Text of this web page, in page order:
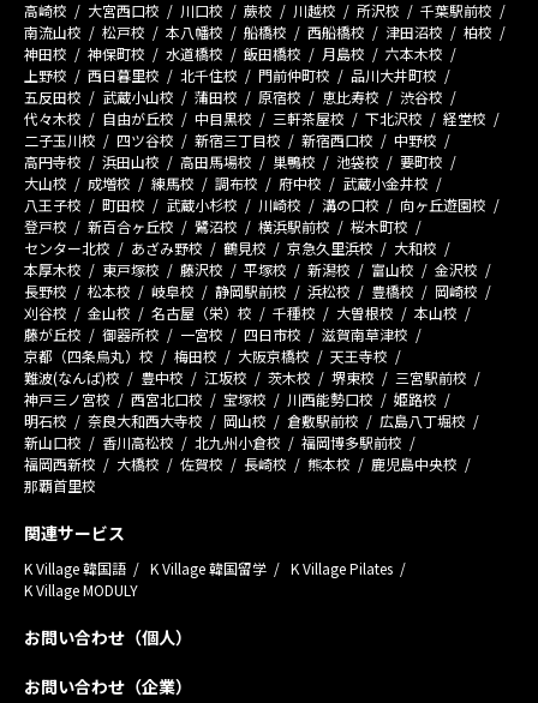
高崎校
大宮西口校 川口校 蕨校 川越校 所沢校
千葉駅前校
南流山校
松戸校 本八幡校 船橋校 西船橋校 津田沼校
柏校
神田校
神保町校 水道橋校 飯田橋校 月島校
六本木校
上野校
西日暮里校 北千住校 門前仲町校
品川大井町校
五反田校
武蔵小山校 蒲田校 原宿校 恵比寿校
渋谷校
代々木校
自由が丘校 中目黒校 三軒茶屋校 下北沢校
経堂校
二子玉川校
四ツ谷校 新宿三丁目校 新宿西口校
中野校
高円寺校
浜田山校 高田馬場校 巣鴨校 池袋校
要町校
大山校
成増校 練馬校 調布校 府中校
武蔵小金井校
八王子校
町田校 武蔵小杉校 川崎校 溝の口校
向ヶ丘遊園校
登戸校
新百合ヶ丘校 鷺沼校 横浜駅前校
桜木町校
センター北校
あざみ野校 鶴見校 京急久里浜校
大和校
本厚木校
東戸塚校 藤沢校 平塚校 新潟校 富山校
金沢校
長野校
松本校 岐阜校 静岡駅前校 浜松校 豊橋校
岡崎校
刈谷校
金山校 名古屋（栄）校 千種校 大曽根校
本山校
藤が丘校
御器所校 一宮校 四日市校
滋賀南草津校
京都（四条烏丸）校
梅田校 大阪京橋校
天王寺校
難波(なんば)校
豊中校 江坂校 茨木校 堺東校
三宮駅前校
神戸三ノ宮校
西宮北口校 宝塚校 川西能勢口校
姫路校
明石校
奈良大和西大寺校 岡山校 倉敷駅前校
広島八丁堀校
新山口校
香川高松校 北九州小倉校
福岡博多駅前校
福岡西新校
大橋校 佐賀校 長崎校 熊本校
鹿児島中央校
那覇首里校
関連サービス
K Village 韓国語 K Village 韓国留学
K Village Pilates
K Village MODULY
お問い合わせ（個人）
お問い合わせ（企業）